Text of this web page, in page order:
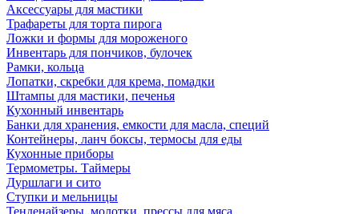
Аксессуары для мастики
Трафареты для торта пирога
Ложки и формы для мороженого
Инвентарь для пончиков, булочек
Рамки, кольца
Лопатки, скребки для крема, помадки
Штампы для мастики, печенья
Кухонный инвентарь
Банки для хранения, емкости для масла, специй
Контейнеры, ланч боксы, термосы для еды
Кухонные приборы
Термометры. Таймеры
Дуршлаги и сито
Ступки и мельницы
Тенденайзеры, молотки, прессы для мяса